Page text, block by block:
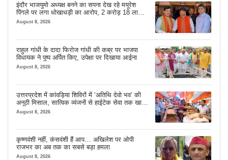
इंदौर भाजयुमो अध्यक्ष बनने का सपना देख रहे मयूरेश
पिंगले पर लगा धोखाधड़ी का आरोप, 2 करोड़ 18 लाख
लेने के बाद भी नहीं दिया जमीन का कब्जा
August 8, 2026
राहुल गांधी के दादा फिरोज गांधी की कब्र पर भाजपा
विधायक ने पुष्प अर्पित किए, उपेक्षा पर दिखाया आईना
August 8, 2026
उत्तरप्रदेश में कांवड़िया शिविरों में ‘अतिथि देवो भव’ की
अनूठी मिसाल, सात्विक व्यंजनों से हाईटेक सेवा तक खास
इंतजाम
August 8, 2026
कृष्णवंशी नहीं, कंसवंशी हैं आप… अखिलेश पर ओपी
राजभर का अब तक का सबसे बड़ा हमला
August 8, 2026